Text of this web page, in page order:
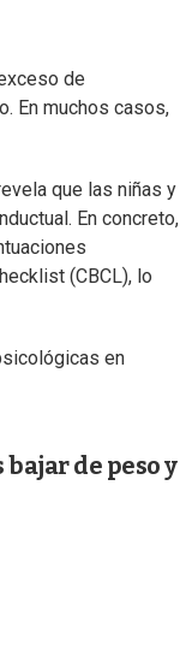
de
En muchos casos,
que las niñas y
En concreto,
(CBCL), lo
en
de peso y